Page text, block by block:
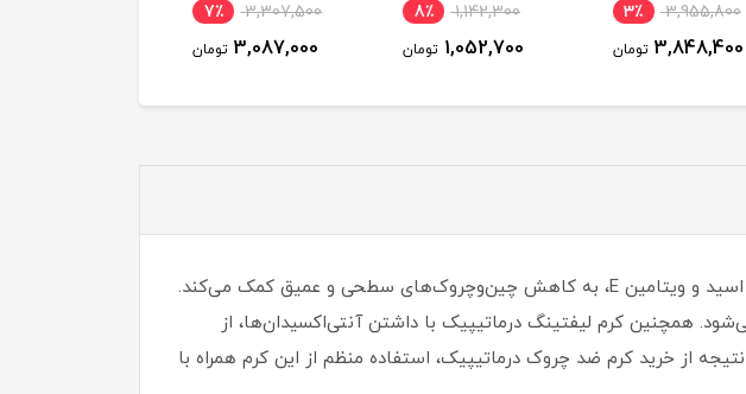
3,955,800 3٪
3,848,400 تومان
1,142,300 8٪
1,052,700 تومان
3,307,500 7٪
3,087,000 تومان
کرم ضد چروک قوی صورت درماتیپیک با فرمولاسیونی حاوی رتینول، پپتیدها، هیالورونیک اسید و ویتامین E، به کاهش چین‌وچروک‌های سطحی و عمیق کمک می‌کند.
همچنین کرم لیفتینگ درماتیپیک با داشتن آنتی‌اکسیدان‌ها، از
از خرید کرم ضد چروک درماتیپیک، استفاده منظم از این کرم همراه با